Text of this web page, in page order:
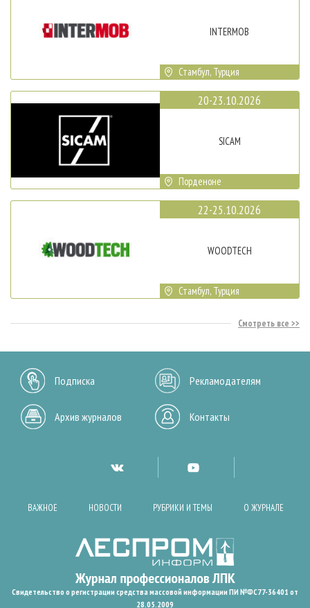
INTERMOB
Стамбул, Турция
20-23.10.2026
SICAM
Порденоне
22-25.10.2026
WOODTECH
Стамбул, Турция
Смотреть все
Подписка Рекламодателям
Архив журналов Контакты
ВАЖНОЕ НОВОСТИ РУБРИКИ И ТЕМЫ О ЖУРНАЛЕ
Свидетельство о регистрации средства массовой информации ПИ №ФС77-36401 от
28.05.2009